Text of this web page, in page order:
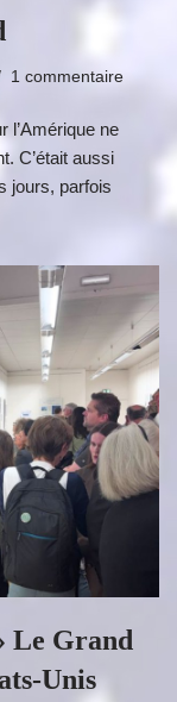
1 commentaire
l’Amérique ne
C’était aussi
jours, parfois
Le Grand
Unis